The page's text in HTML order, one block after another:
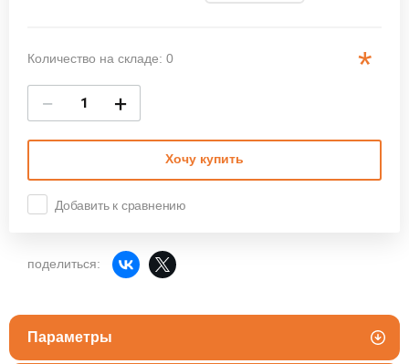
Количество на складе: 0 *
− +
Хочу купить
Добавить к сравнению
поделиться:
Параметры